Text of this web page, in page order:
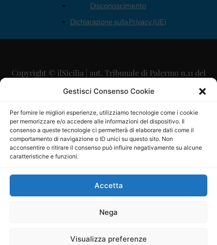
Gestisci Consenso Cookie
Per fornire le migliori esperienze, utilizziamo tecnologie come i cookie
per memorizzare e/o accedere alle informazioni del dispositivo. Il
consenso a queste tecnologie ci permetterà di elaborare dati come il
comportamento di navigazione o ID unici su questo sito. Non
acconsentire o ritirare il consenso può influire negativamente su alcune
caratteristiche e funzioni.
Accetta
Nega
Visualizza preferenze
Disconoscimento
Dichiarazione sulla Privacy (UE)
Copyright © ilSicilia | aut. Tribunale di Palermo n.11 del
29/09/2015
Direttore Editoriale: Maurizio Scaglione
Direttore Responsabile: Maria Calabrese
P.IVA: 06334930820
Mercurio Comunicazione Società Cooperativa a r.l. è
iscritta al Registro degli Operatori di Comunicazione al
Sito gestito daLa Digitale srl–info@ladigitale.it